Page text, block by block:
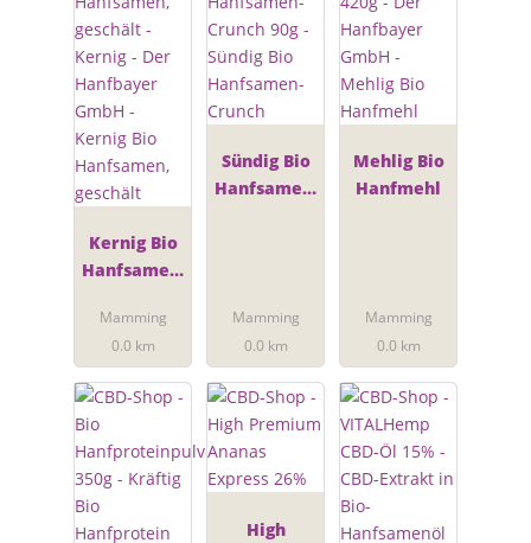
Kernig Bio
Hanfsamen,
Mamming
0.0 km
Sündig Bio
Hanfsamen-
Mamming
0.0 km
Mehlig Bio
Hanfmehl
Mamming
0.0 km
High